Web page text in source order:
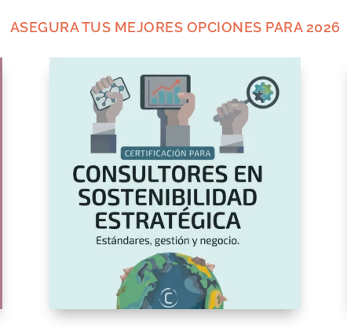
ASEGURA TUS MEJORES OPCIONES PARA 2026